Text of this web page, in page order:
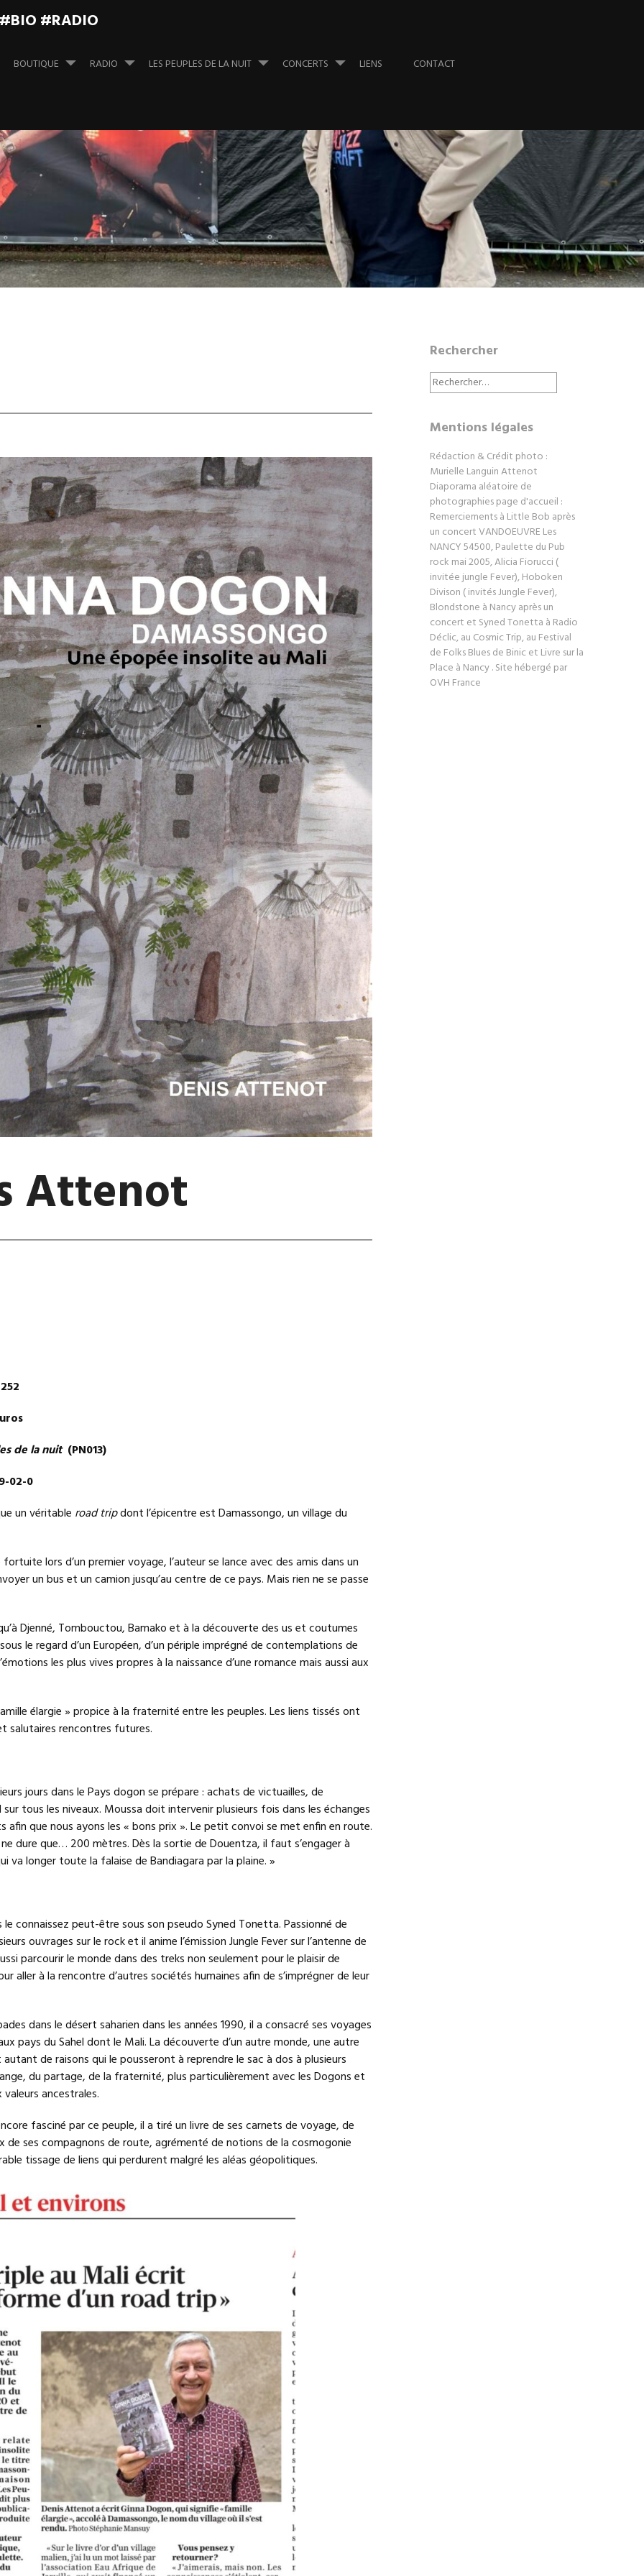
#BIO #RADIO
BOUTIQUE RADIO LES PEUPLES DE LA NUIT CONCERTS LIENS CONTACT
Attenot
de la nuit(PN013)
02-0
un véritable road tripdont l’épicentre est Damassongo, un village du
lors d’un premier voyage, l’auteur se lance avec des amis dans un
un bus et un camion jusqu’au centre de ce pays. Mais rien ne se passe
Djenné, Tombouctou, Bamako et à la découverte des us et coutumes
le regard d’un Européen, d’un périple imprégné de contemplations de
les plus vives propres à la naissance d’une romance mais aussi aux
élargie » propice à la fraternité entre les peuples. Les liens tissés ont
salutaires rencontres futures.
jours dans le Pays dogon se prépare : achats de victuailles, de
tous les niveaux. Moussa doit intervenir plusieurs fois dans les échanges
afin que nous ayons les « bons prix ». Le petit convoi se met enfin en route.
dure que… 200 mètres. Dès la sortie de Douentza, il faut s’engager à
va longer toute la falaise de Bandiagara par la plaine. »
le connaissez peut-être sous son pseudo Syned Tonetta. Passionné de
ouvrages sur le rock et il anime l’émission Jungle Fever sur l’antenne de
parcourir le monde dans des treks non seulement pour le plaisir de
aller à la rencontre d’autres sociétés humaines afin de s’imprégner de leur
dans le désert saharien dans les années 1990, il a consacré ses voyages
pays du Sahel dont le Mali. La découverte d’un autre monde, une autre
de raisons qui le pousseront à reprendre le sac à dos à plusieurs
du partage, de la fraternité, plus particulièrement avec les Dogons et
ancestrales.
fasciné par ce peuple, il a tiré un livre de ses carnets de voyage, de
de ses compagnons de route, agrémenté de notions de la cosmogonie
tissage de liens qui perdurent malgré les aléas géopolitiques.
Rechercher
Rechercher :
Mentions légales
Rédaction & Crédit photo :
Murielle Languin Attenot
Diaporama aléatoire de
photographies page d'accueil :
Remerciements à Little Bob après
un concert VANDOEUVRE Les
NANCY 54500, Paulette du Pub
rock mai 2005, Alicia Fiorucci (
invitée jungle Fever), Hoboken
Divison ( invités Jungle Fever),
Blondstone à Nancy après un
concert et Syned Tonetta à Radio
Déclic, au Cosmic Trip, au Festival
de Folks Blues de Binic et Livre sur la
Place à Nancy . Site hébergé par
OVH France